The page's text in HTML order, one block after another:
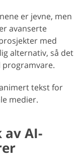
er jevne, men
avanserte
med
alternativ, så det
tekst for
medier.
AI-